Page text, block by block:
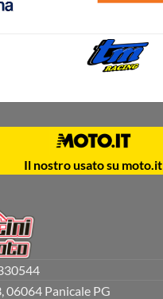
Il nostro usato su moto.it
06064 Panicale PG